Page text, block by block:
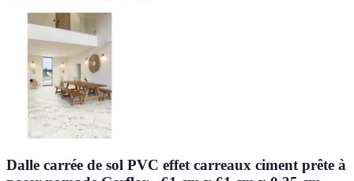
Dalle carrée de sol PVC effet carreaux ciment prête à